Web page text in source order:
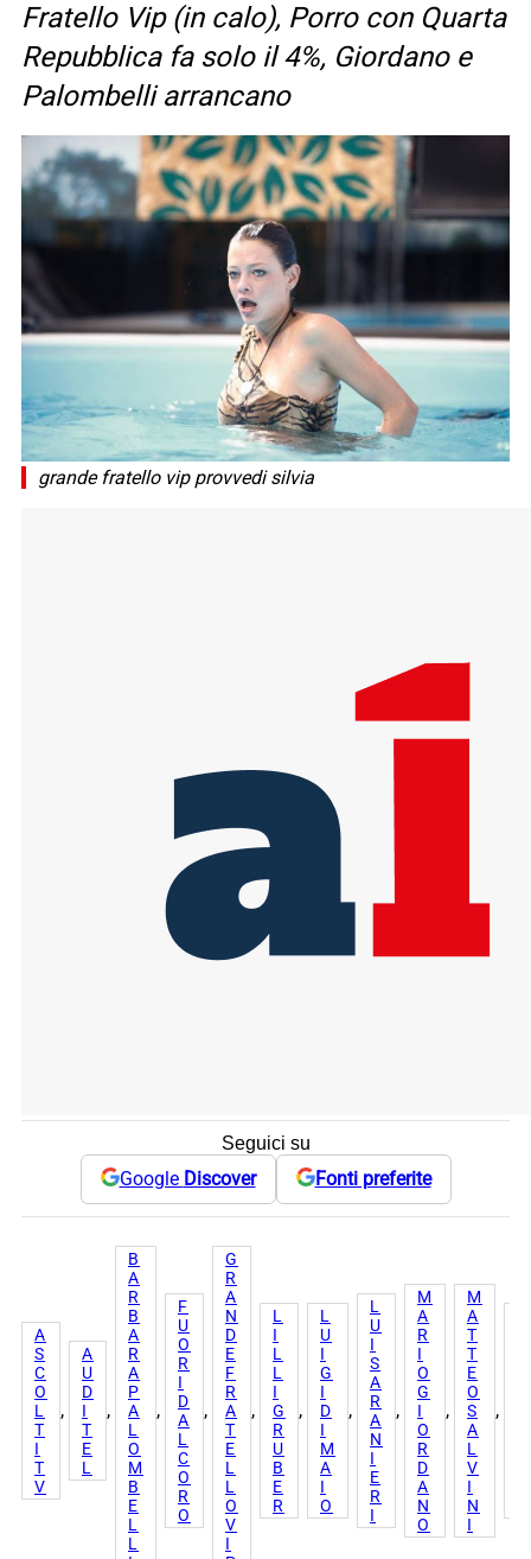
Fratello Vip (in calo), Porro con Quarta
Repubblica fa solo il 4%, Giordano e
Palombelli arrancano
grande fratello vip provvedi silvia
Seguici su
Google Discover Fonti preferite
A
S
C
O
L
T
I
T
V
,
A
U
D
I
T
E
L
,
B
A
R
B
A
R
A
P
A
L
O
M
B
E
L
L
,
F
U
O
R
I
D
A
L
C
O
R
O
,
G
R
A
N
D
E
F
R
A
T
E
L
L
O
V
I
,
L
I
L
L
I
G
R
U
B
E
R
,
L
U
I
G
I
D
I
M
A
I
O
,
L
U
I
S
A
R
A
N
I
E
R
I
,
M
A
R
I
O
G
I
O
R
D
A
N
O
,
M
A
T
T
E
O
S
A
L
V
I
N
I
,